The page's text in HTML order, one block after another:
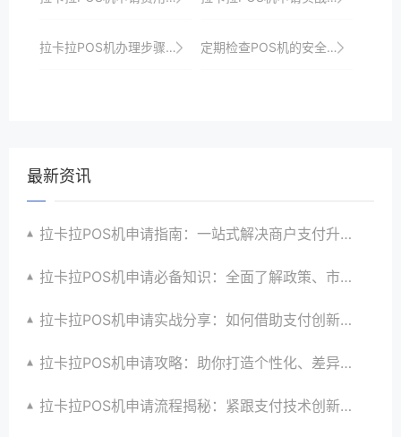
拉卡拉POS机办理步骤与注意事项详解 定期检查POS机的安全设置，确保符合支付安全标准。
最新资讯
拉卡拉POS机申请指南：一站式解决商户支付升级、智能化与创新需求
拉卡拉POS机申请必备知识：全面了解政策、市场、技术与创新趋势
拉卡拉POS机申请实战分享：如何借助支付创新技术提升商户运营效益与效率
拉卡拉POS机申请攻略：助你打造个性化、差异化支付体验以提升竞争力
拉卡拉POS机申请流程揭秘：紧跟支付技术创新步伐，抢占市场先机